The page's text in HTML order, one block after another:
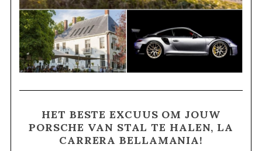
HET BESTE EXCUUS OM JOUW
PORSCHE VAN STAL TE HALEN, LA
CARRERA BELLAMANIA!